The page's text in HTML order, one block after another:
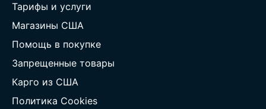
Тарифы и услуги
Магазины США
Помощь в покупке
Запрещенные товары
Карго из США
Политика Cookies